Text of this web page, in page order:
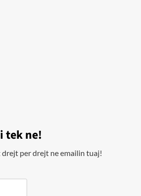
tek ne!
per drejt ne emailin tuaj!